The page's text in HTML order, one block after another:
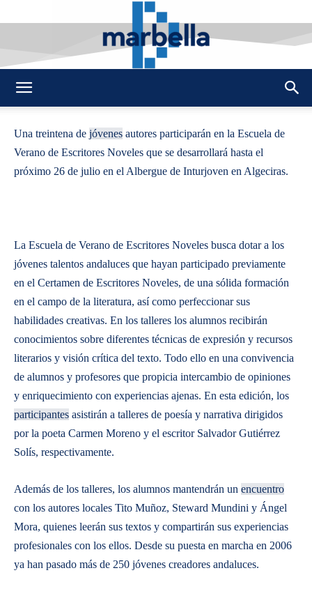
Una treintena de jóvenes autores participarán en la Escuela de
Verano de Escritores Noveles que se desarrollará hasta el
próximo 26 de julio en el Albergue de Inturjoven en Algeciras.
La Escuela de Verano de Escritores Noveles busca dotar a los
jóvenes talentos andaluces que hayan participado previamente
en el Certamen de Escritores Noveles, de una sólida formación
en el campo de la literatura, así como perfeccionar sus
habilidades creativas. En los talleres los alumnos recibirán
conocimientos sobre diferentes técnicas de expresión y recursos
literarios y visión crítica del texto. Todo ello en una convivencia
de alumnos y profesores que propicia intercambio de opiniones
y enriquecimiento con experiencias ajenas. En esta edición, los
participantes asistirán a talleres de poesía y narrativa dirigidos
por la poeta Carmen Moreno y el escritor Salvador Gutiérrez
Solís, respectivamente.
Además de los talleres, los alumnos mantendrán un encuentro
con los autores locales Tito Muñoz, Steward Mundini y Ángel
Mora, quienes leerán sus textos y compartirán sus experiencias
profesionales con los ellos. Desde su puesta en marcha en 2006
ya han pasado más de 250 jóvenes creadores andaluces.